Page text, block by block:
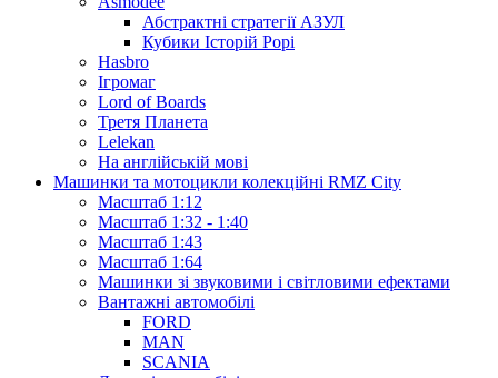
Абстрактні стратегії АЗУЛ
Кубики Історій Рорі
Hasbro
Ігромаг
Lord of Boards
Третя Планета
Lelekan
На англійській мові
Машинки та мотоцикли колекційні RMZ City
Масштаб 1:12
Масштаб 1:32 - 1:40
Масштаб 1:43
Масштаб 1:64
Машинки зі звуковими і світловими ефектами
Вантажні автомобілі
FORD
MAN
SCANIA